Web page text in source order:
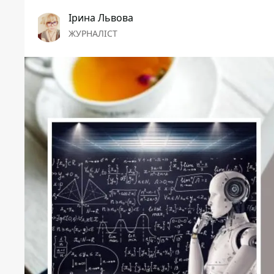
Ірина Львова
ЖУРНАЛІСТ